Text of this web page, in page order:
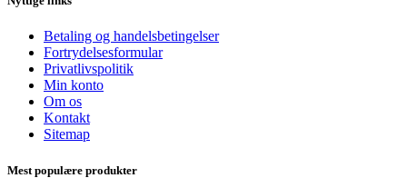
Betaling og handelsbetingelser
Fortrydelsesformular
Privatlivspolitik
Min konto
Om os
Kontakt
Sitemap
Mest populære produkter